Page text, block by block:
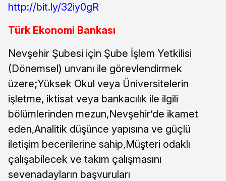
http://bit.ly/32iy0gR
Türk Ekonomi Bankası
Nevşehir Şubesi için Şube İşlem Yetkilisi
(Dönemsel) unvanı ile görevlendirmek
üzere;Yüksek Okul veya Üniversitelerin
işletme, iktisat veya bankacılık ile ilgili
bölümlerinden mezun,Nevşehir’de ikamet
eden,Analitik düşünce yapısına ve güçlü
iletişim becerilerine sahip,Müşteri odaklı
çalışabilecek ve takım çalışmasını
sevenadayların başvuruları